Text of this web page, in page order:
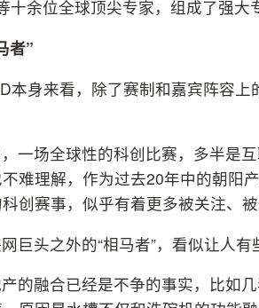
十余位全球顶尖专家，组成了强大
者”
本身来看，除了赛制和嘉宾阵容
一场全球性的科创比赛，多半是
难理解，作为过去20年中的朝阳
创赛事，似乎有着更多被关注、被
巨头之外的“相马者”，看似让人有
的融合已经是不争的事实，比如